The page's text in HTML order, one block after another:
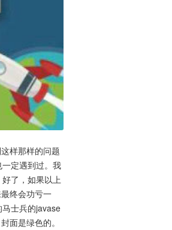
样那样的问题
定遇到过。我
了，如果以上
终会功亏一
士兵的javase
面是绿色的。